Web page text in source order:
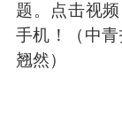
题。点击视
手机！（中
翘然）